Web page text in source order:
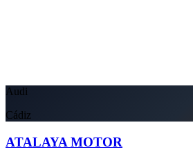
Audi
Cádiz
ATALAYA MOTOR